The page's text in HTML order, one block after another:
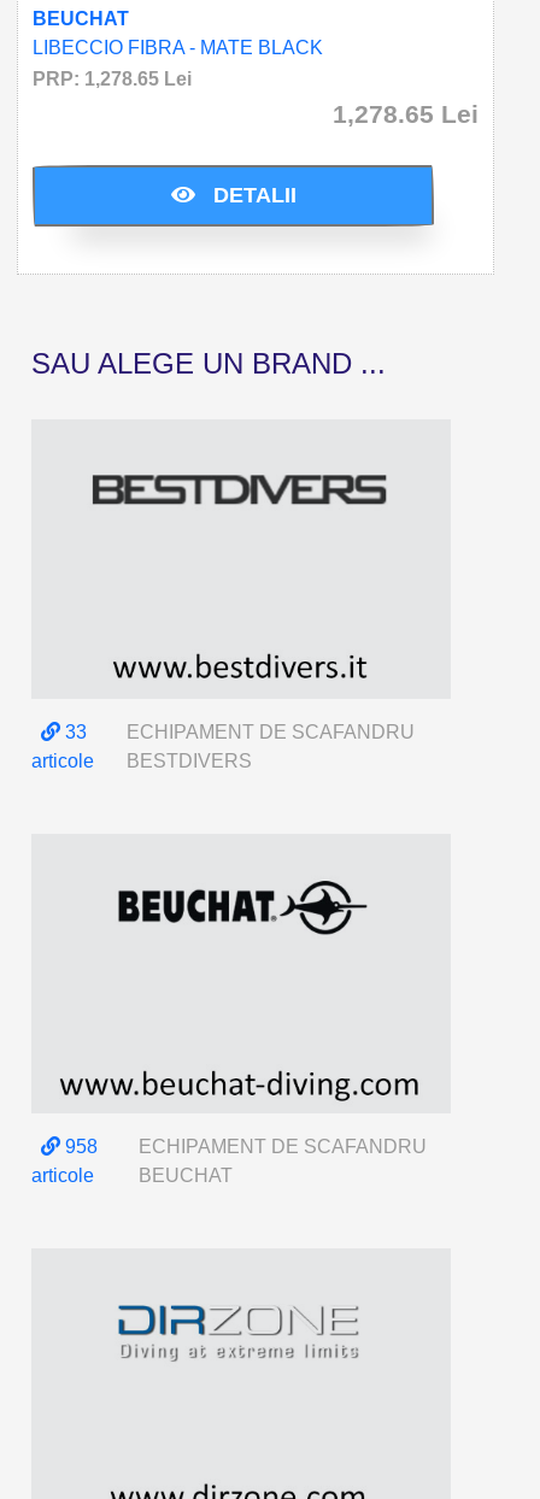
BEUCHAT
LIBECCIO FIBRA - MATE BLACK
PRP: 1,278.65 Lei
1,278.65 Lei
DETALII
SAU ALEGE UN BRAND ...
33
articole
ECHIPAMENT DE SCAFANDRU
BESTDIVERS
958
articole
ECHIPAMENT DE SCAFANDRU
BEUCHAT